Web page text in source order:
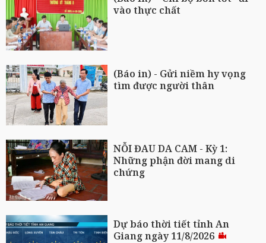
vào thực chất
(Báo in) - Gửi niềm hy vọng
tìm được người thân
NỖI ĐAU DA CAM - Kỳ 1:
Những phận đời mang di
chứng
Dự báo thời tiết tỉnh An
Giang ngày 11/8/2026